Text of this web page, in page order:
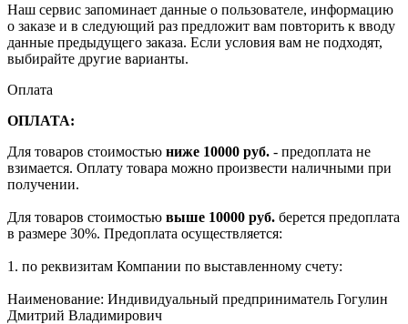
Наш сервис запоминает данные о пользователе, информацию
о заказе и в следующий раз предложит вам повторить к вводу
данные предыдущего заказа. Если условия вам не подходят,
выбирайте другие варианты.
Оплата
ОПЛАТА:
Для товаров стоимостью ниже 10000 руб. - предоплата не
взимается. Оплату товара можно произвести наличными при
получении.
Для товаров стоимостью выше 10000 руб. берется предоплата
в размере 30%. Предоплата осуществляется:
1. по реквизитам Компании по выставленному счету:
Наименование: Индивидуальный предприниматель Гогулин
Дмитрий Владимирович